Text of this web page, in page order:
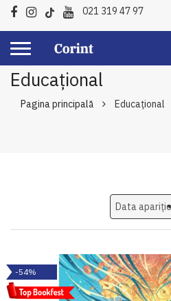
021 319 47 97
Educațional
Pagina principală Educațional
-54%